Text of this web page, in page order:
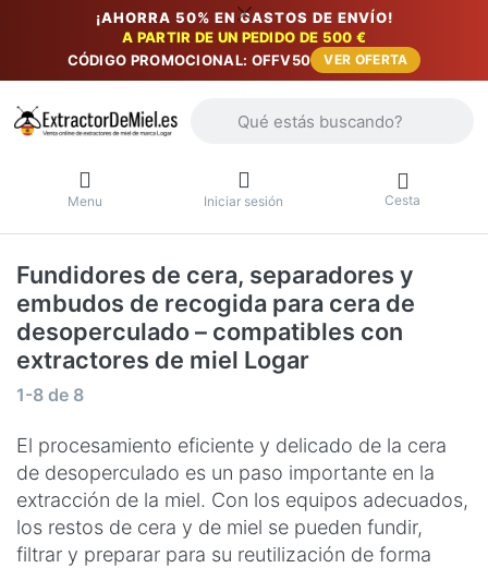
¡AHORRA 50% EN GASTOS DE ENVÍO!
A PARTIR DE UN PEDIDO DE 500 €
CÓDIGO PROMOCIONAL: OFFV50
VER OFERTA
Menu Iniciar sesión Cesta
Fundidores de cera, separadores y
embudos de recogida para cera de
desoperculado – compatibles con
extractores de miel Logar
Resultados de la búsqueda:
1-8 de 8
El procesamiento eficiente y delicado de la cera
de desoperculado es un paso importante en la
extracción de la miel. Con los equipos adecuados,
los restos de cera y de miel se pueden fundir,
filtrar y preparar para su reutilización de forma